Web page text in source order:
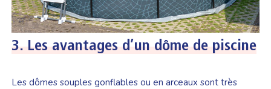
3. Les avantages d’un dôme de piscine
Les dômes souples gonflables ou en arceaux sont très